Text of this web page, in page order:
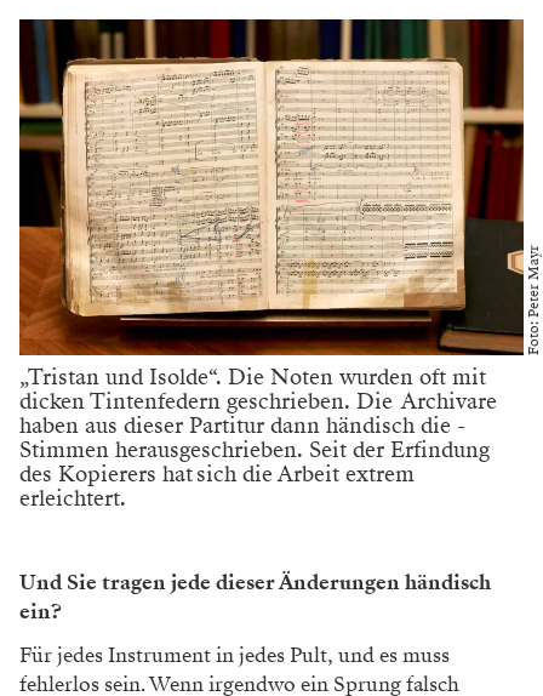
Meinungen. Also was auf der Bühne passiert. Wie die
Sänger das interpretieren, wie der Dirigent das macht.
Im Laufe der Proben wird daraus ein wunderbares
Ganzes. Und bei der Premiere macht es dann:
Whammm!
Beim „Whammm!“ zeichnet Katharina Hötzenecker
große Kreise in die Luft. Ihr Gesicht leuchtet, wenn sie von
ihrem Job erzählt. Sie redet mit der Leidenschaft eines
italienischen Straßenhändlers. Einfach mitreißend.